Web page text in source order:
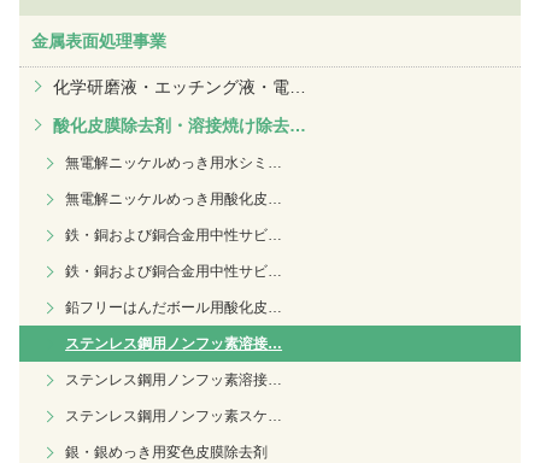
金属表面処理事業
化学研磨液・エッチング液・電
酸化皮膜除去剤・溶接焼け除去…
無電解ニッケルめっき用水シミ …
無電解ニッケルめっき用酸化皮…
鉄・銅および銅合金用中性サビ…
鉄・銅および銅合金用中性サビ…
鉛フリーはんだボール用酸化皮…
ステンレス鋼用ノンフッ素溶接…
ステンレス鋼用ノンフッ素溶接…
ステンレス鋼用ノンフッ素スケ…
銀・銀めっき用変色皮膜除去剤